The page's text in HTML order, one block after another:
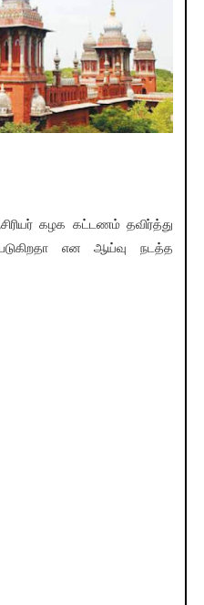
கழக கட்டணம் தவிர்த்து
என ஆய்வு நடத்த